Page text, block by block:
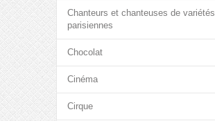
Chanteurs et chanteuses de variétés
parisiennes
Chocolat
Cinéma
Cirque